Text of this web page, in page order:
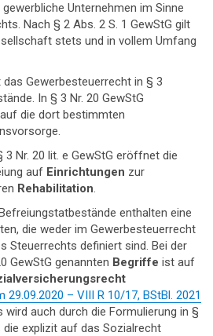
Unternehmen im Sinne
Nach § 2 Abs. 2 S. 1 GewStG gilt
stets und in vollem Umfang
Gewerbesteuerrecht in § 3
In § 3 Nr. 20 GewStG
die dort bestimmten
3 Nr. 20 lit. e GewStG eröffnet die
auf Einrichtungen zur
Rehabilitation.
enthalten eine
die weder im Gewerbesteuerrecht
Steuerrechts definiert sind. Bei der
GewStG genannten Begriffeist auf
29.09.2020 – VIII R 10/17, BStBl. 2021
wird auch durch die Formulierung in §
die explizit auf das Sozialrecht